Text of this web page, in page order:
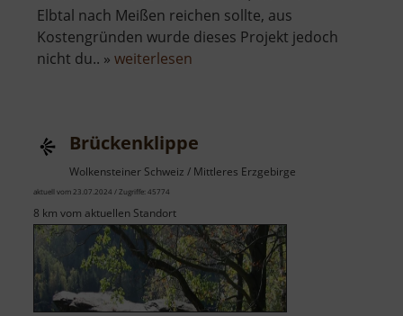
Elbtal nach Meißen reichen sollte, aus
Kostengründen wurde dieses Projekt jedoch
nicht du.. » weiterlesen
Brückenklippe
Wolkensteiner Schweiz / Mittleres Erzgebirge
aktuell vom 23.07.2024 / Zugriffe: 45774
8 km vom aktuellen Standort